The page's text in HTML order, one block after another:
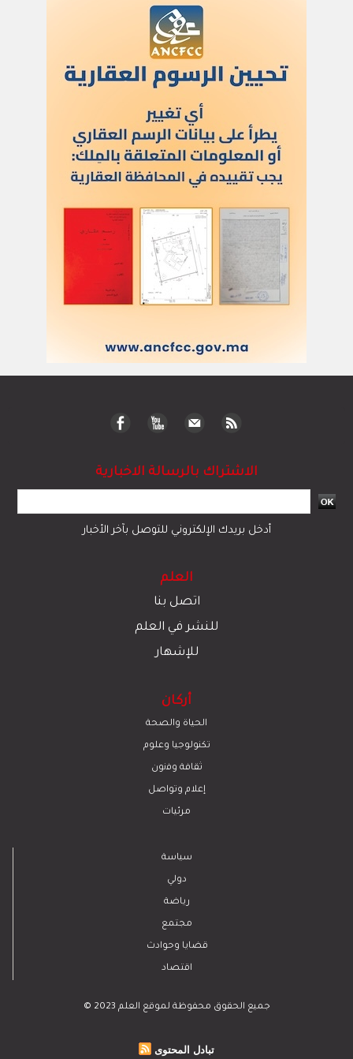
الاشتراك بالرسالة الاخبارية
أدخل بريدك الإلكتروني للتوصل بآخر الأخبار
العلم
اتصل بنا
للنشر في العلم
للإشهار
أركان
الحياة والصحة
تكنولوجيا وعلوم
ﺛﻘﺎﻓﺔ وﻓﻧون
إعلام وتواصل
مرئيات
سياسة
دولي
رياضة
مجتمع
قضايا وحوادث
اقتصاد
© 2023 جميع الحقوق محفوظة لموقع العلم
تبادل المحتوى